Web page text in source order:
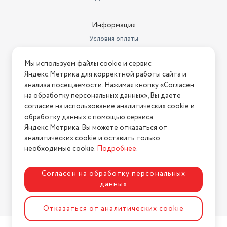
Информация
Условия оплаты
Условия возврата
Нашли ошибку на сайте? Напишите нам
2026 © Интернет-магазин "АстМаркет". У нас есть всё!
Политика конфиденциальности
Разработка сайтаASTDESIGN
Мы используем файлы cookie и сервис
Яндекс.Метрика для корректной работы сайта и
анализа посещаемости. Нажимая кнопку «Согласен
на обработку персональных данных», Вы даете
согласие на использование аналитических cookie и
обработку данных с помощью сервиса
Яндекс.Метрика. Вы можете отказаться от
аналитических cookie и оставить только
необходимые cookie.Подробнее.
Согласен на обработку персональных
данных
Отказаться от аналитических cookie